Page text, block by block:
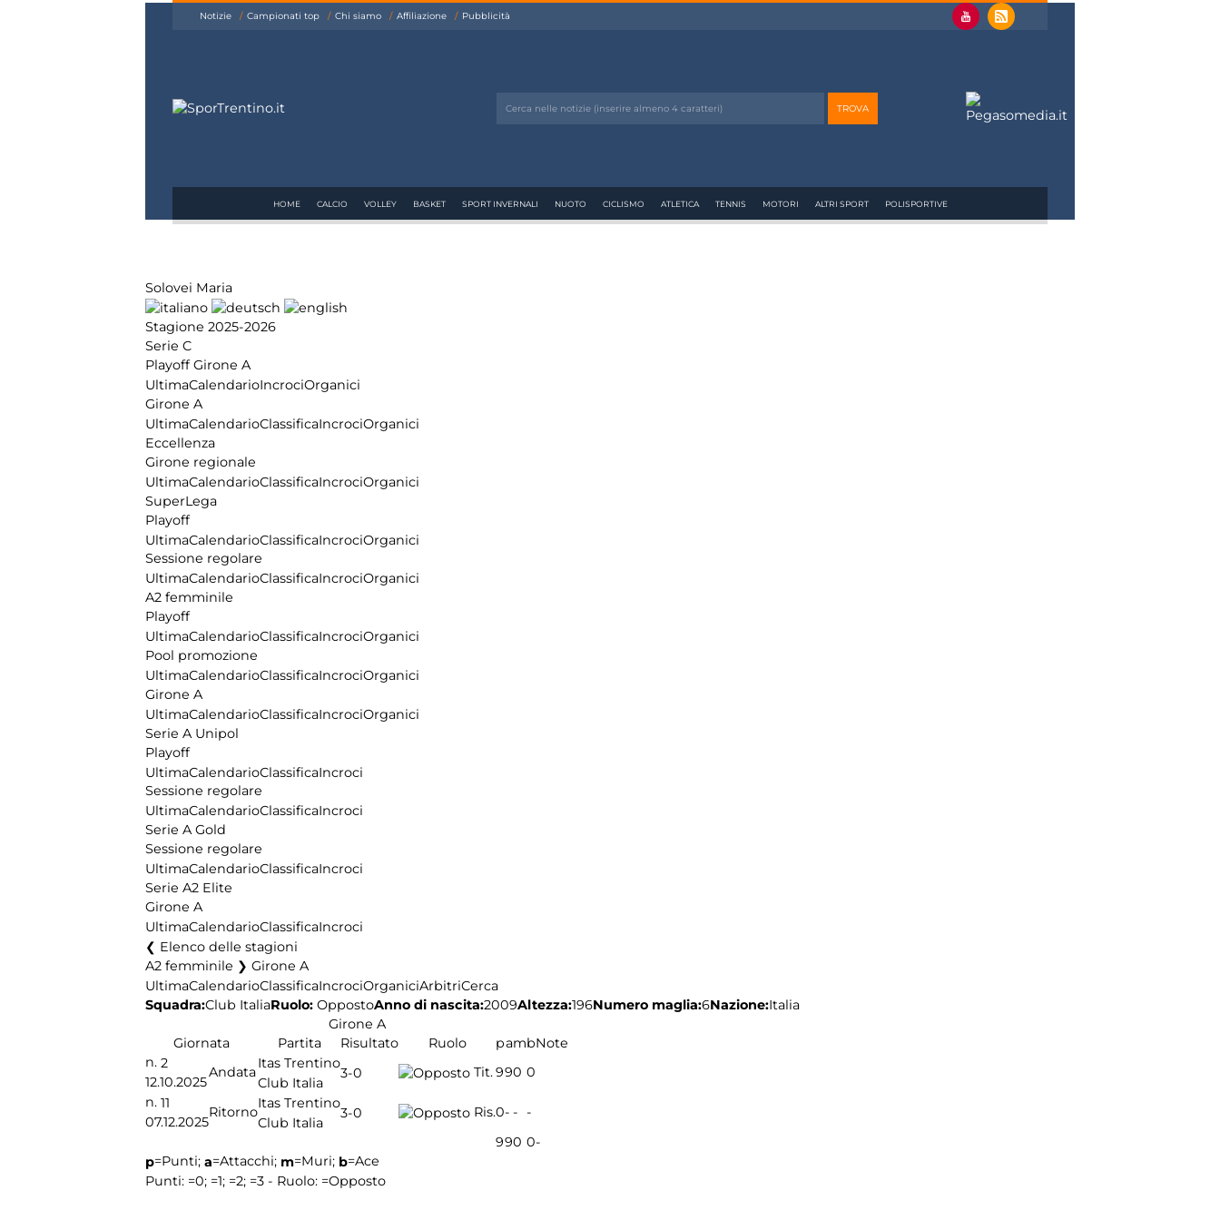
Notizie Campionati top Chi siamo Affiliazione Pubblicità
HOME CALCIO VOLLEY BASKET SPORT INVERNALI NUOTO CICLISMO ATLETICA TENNIS MOTORI ALTRI SPORT POLISPORTIVE
Solovei Maria
Stagione 2025-2026
Serie C
Playoff Girone A
UltimaCalendarioIncrociOrganici
Girone A
UltimaCalendarioClassificaIncrociOrganici
Eccellenza
Girone regionale
UltimaCalendarioClassificaIncrociOrganici
SuperLega
Playoff
UltimaCalendarioClassificaIncrociOrganici
Sessione regolare
UltimaCalendarioClassificaIncrociOrganici
A2 femminile
Playoff
UltimaCalendarioClassificaIncrociOrganici
Pool promozione
UltimaCalendarioClassificaIncrociOrganici
Girone A
UltimaCalendarioClassificaIncrociOrganici
Serie A Unipol
Playoff
UltimaCalendarioClassificaIncroci
Sessione regolare
UltimaCalendarioClassificaIncroci
Serie A Gold
Sessione regolare
UltimaCalendarioClassificaIncroci
Serie A2 Elite
Girone A
UltimaCalendarioClassificaIncroci
Elenco delle stagioni
A2 femminile ❯ Girone A
UltimaCalendarioClassificaIncrociOrganiciArbitriCerca
Squadra:Club ItaliaRuolo: OppostoAnno di nascita:2009Altezza:196Numero maglia:6Nazione:Italia
Girone A
Giornata
Partita Risultato Ruolo pambNote
n. 2
12.10.2025
Andata
Itas Trentino
Club Italia
3-0 Tit.990 0
n. 11
07.12.2025
Ritorno
Itas Trentino
Club Italia
3-0 Ris.0- -
-
990 0-
p=Punti; a=Attacchi; m=Muri; b=Ace
Punti: =0; =1; =2; =3 - Ruolo: =Opposto